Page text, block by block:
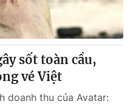
sốt toàn cầu,
vé Việt
doanh thu của Avatar: